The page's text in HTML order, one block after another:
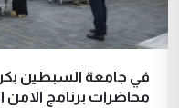
في جامعة السبطين
محاضرات برنامج